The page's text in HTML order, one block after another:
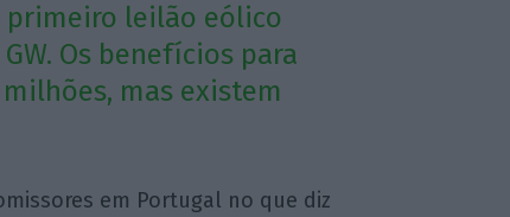
primeiro leilão eólico
Os benefícios para
mas existem
em Portugal no que diz